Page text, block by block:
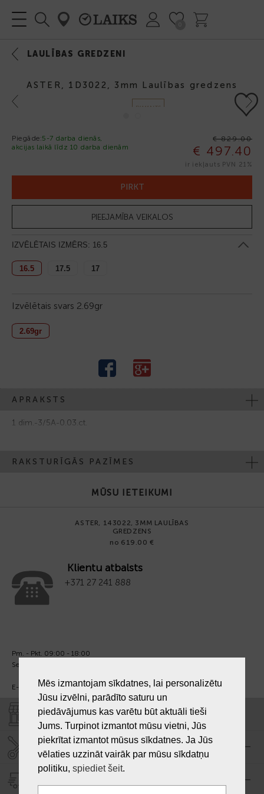
LAULĪBAS GREDZENI
ASTER, 1D3022, 3mm Laulības gredzens
Previous
DIMANTS
Next
Piegāde:5-7 darba dienās,
akcijas laikā līdz 10 darba dienām
€ 829.00
€ 497.40
ir iekļauts PVN 21%
PIRKT
PIEEJAMĪBA VEIKALOS
IZVĒLĒTAIS IZMĒRS: 16.5
16.5 17.5 17
Izvēlētais svars 2.69gr
2.69gr
APRAKSTS
1 dim.-3/5А-0.03.ct.
RAKSTURĪGĀS PAZĪMES
MŪSU IETEIKUMI
ASTER, 143022, 3MM LAULĪBAS
GREDZENS
no 619.00 €
Klientu atbalsts
+371 27 241 888
Pm. - Pkt. 09:00 - 18:00
Sest. un Sv. - brīvs.
E-pasts:info@laiksjewellery.lv
VEIKALI "LAIKS"
SERVISA CENTRS "LAIKS"
Mēs izmantojam sīkdatnes, lai personalizētu
Jūsu izvēlni, parādīto saturu un
piedāvājumus kas varētu būt aktuāli tieši
Jums. Turpinot izmantot mūsu vietni, Jūs
piekrītat izmantot mūsus sīkdatnes. Ja Jūs
vēlaties uzzināt vairāk par mūsu sīkdatņu
politiku, spiediet šeit.